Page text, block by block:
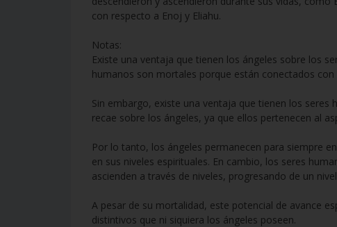
con respecto a Enoj y Eliahu.
Notas:
Existe una ventaja que tienen los ángeles sobre los
humanos son mortales porque están conectados
Sin embargo, existe una ventaja que tienen los seres
recae sobre los ángeles, ya que ellos pertenecen al
Por lo tanto, los ángeles permanecen para siempre
en sus niveles espirituales. En cambio, los seres
ascienden a través de niveles, progresando de un
A pesar de su mortalidad, este potencial de avance
distintivos que ni siquiera los ángeles poseen.